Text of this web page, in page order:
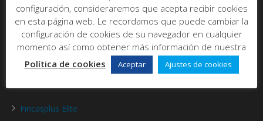
Acerca de nosotros
Quienes somos
Contacto
Fincasplus Elite
configuración, consideraremos que acepta recibir cookies
en esta página web. Le recordamos que puede cambiar la
configuración de cookies de su navegador en cualquier
momento así como obtener más información de nuestra
Política de cookies
Aceptar Ajustes de cookies